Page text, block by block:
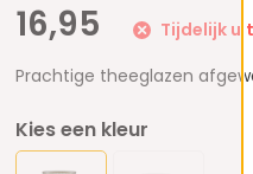
16,95
Tijdelijk
Prachtige theeglazen
Kies een kleur